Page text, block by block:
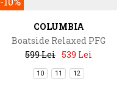
COLUMBIA
Boatside Relaxed PFG
599 Lei 539 Lei
10 11 12